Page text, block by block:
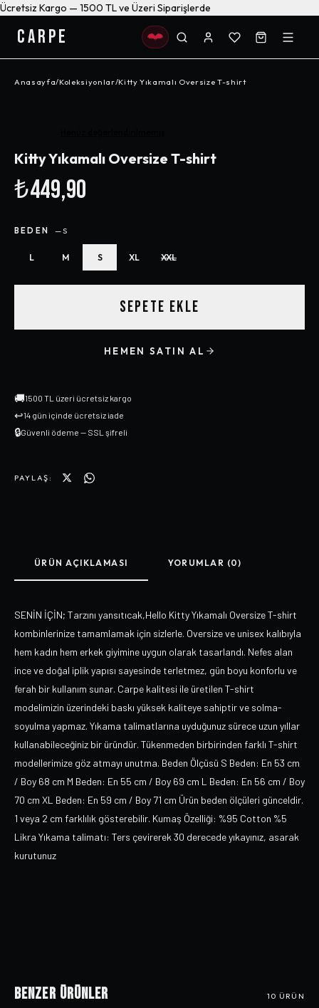
Ücretsiz Kargo — 1500 TL ve Üzeri Siparişlerde
CARPE
Anasayfa/Koleksiyonlar/Kitty Yıkamalı Oversize T-shirt
Kitty Yıkamalı Oversize T-shirt
₺449,90
BEDEN —S
L M S XL XXL
SEPETE EKLE
HEMEN SATIN AL
🚚1500 TL üzeri ücretsiz kargo
↩14 gün içinde ücretsiz iade
🔒Güvenli ödeme — SSL şifreli
PAYLAŞ:
ÜRÜN AÇIKLAMASI YORUMLAR (0)
SENİN İÇİN; Tarzını yansıtıcak,Hello Kitty Yıkamalı Oversize T-shirt
kombinlerinize tamamlamak için sizlerle. Oversize ve unisex kalıbıyla
hem kadın hem erkek giyimine uygun olarak tasarlandı. Nefes alan
ince ve doğal iplik yapısı sayesinde terletmez, gün boyu konforlu ve
ferah bir kullanım sunar. Carpe kalitesi ile üretilen T-shirt
modelimizin üzerindeki baskı yüksek kaliteye sahiptir ve solma-
soyulma yapmaz. Yıkama talimatlarına uyduğunuz sürece uzun yıllar
kullanabileceğiniz bir üründür. Tükenmeden birbirinden farklı T-shirt
modellerimize göz atmayı unutma. Beden Ölçüsü S Beden: En 53 cm
/ Boy 68 cm M Beden: En 55 cm / Boy 69 cm L Beden: En 56 cm / Boy
70 cm XL Beden: En 59 cm / Boy 71 cm Ürün beden ölçüleri günceldir.
1 veya 2 cm farklılık gösterebilir. Kumaş Özelliği: %95 Cotton %5
Likra Yıkama talimatı: Ters çevirerek 30 derecede yıkayınız, asarak
kurutunuz
Benzer Ürünler 10 ÜRÜN